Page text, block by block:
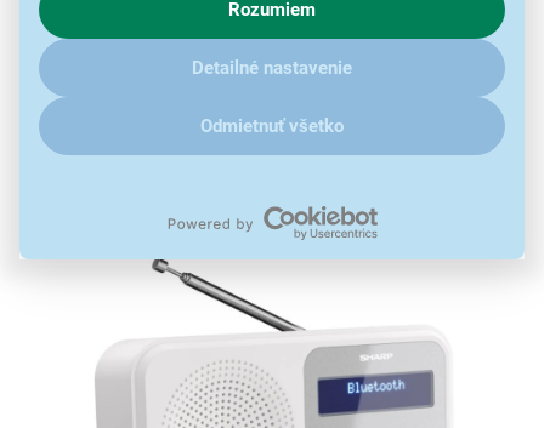
V prípade že vás zaujímajú detaily, ako u nás s cookies a
ďalšími údaji pracujeme, kliknitesem.
Rozumiem
Detailné nastavenie
Odmietnuť všetko
Kvalitný zvuk a pamäť staníc
výkonom 2 Wa optimalizovaným mono
dialógy. Rádio ponúka pamäť až pre
DAB+/DAB a 20 FM, čo vám umožní rýchlo